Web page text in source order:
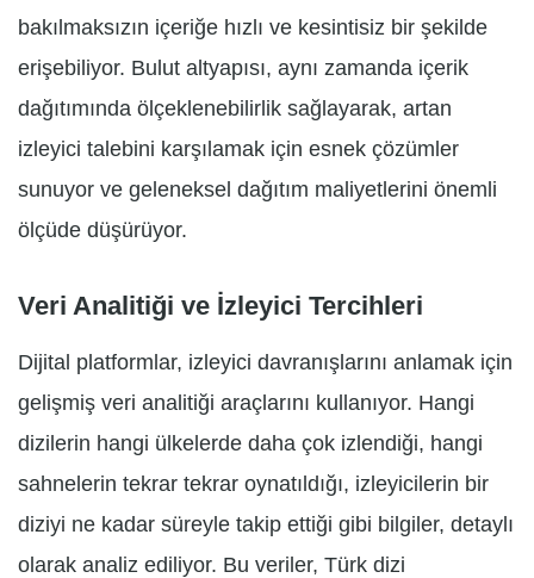
bakılmaksızın içeriğe hızlı ve kesintisiz bir şekilde
erişebiliyor. Bulut altyapısı, aynı zamanda içerik
dağıtımında ölçeklenebilirlik sağlayarak, artan
izleyici talebini karşılamak için esnek çözümler
sunuyor ve geleneksel dağıtım maliyetlerini önemli
ölçüde düşürüyor.
Veri Analitiği ve İzleyici Tercihleri
Dijital platformlar, izleyici davranışlarını anlamak için
gelişmiş veri analitiği araçlarını kullanıyor. Hangi
dizilerin hangi ülkelerde daha çok izlendiği, hangi
sahnelerin tekrar tekrar oynatıldığı, izleyicilerin bir
diziyi ne kadar süreyle takip ettiği gibi bilgiler, detaylı
olarak analiz ediliyor. Bu veriler, Türk dizi